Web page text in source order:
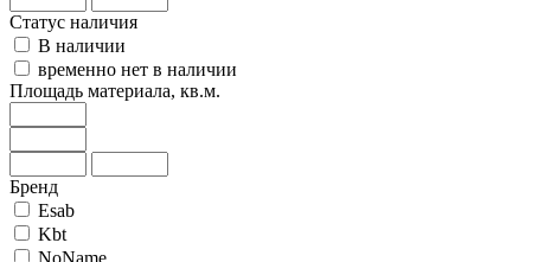
Статус наличия
В наличии
временно нет в наличии
Площадь материала, кв.м.
Бренд
Esab
Kbt
NoName